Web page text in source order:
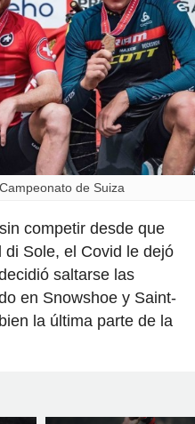
de Suiza
competir desde que
di Sole, el Covid le dejó
saltarse las
en Snowshoe y Saint-
la última parte de la